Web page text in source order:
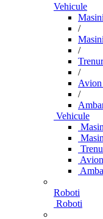
Vehicule
/
/
/
/
Vehicule
Roboti
Roboti